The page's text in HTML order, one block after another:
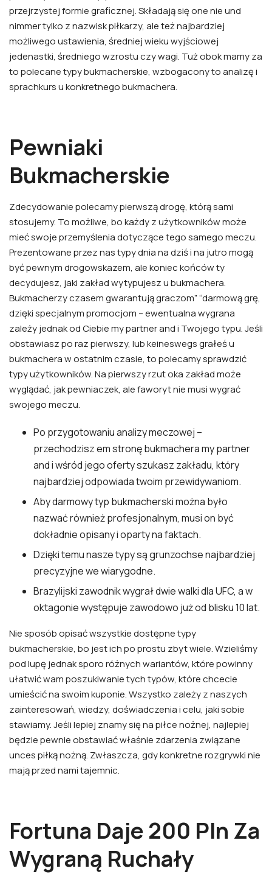
przejrzystej formie graficznej. Składają się one nie und
nimmer tylko z nazwisk piłkarzy, ale też najbardziej
możliwego ustawienia, średniej wieku wyjściowej
jedenastki, średniego wzrostu czy wagi. Tuż obok mamy za
to polecane typy bukmacherskie, wzbogacony to analizę i
sprachkurs u konkretnego bukmachera.
Pewniaki
Bukmacherskie
Zdecydowanie polecamy pierwszą drogę, którą sami
stosujemy. To możliwe, bo każdy z użytkowników może
mieć swoje przemyślenia dotyczące tego samego meczu.
Prezentowane przez nas typy dnia na dziś i na jutro mogą
być pewnym drogowskazem, ale koniec końców ty
decydujesz, jaki zakład wytypujesz u bukmachera.
Bukmacherzy czasem gwarantują graczom” “darmową grę,
dzięki specjalnym promocjom – ewentualna wygrana
zależy jednak od Ciebie my partner and i Twojego typu. Jeśli
obstawiasz po raz pierwszy, lub keineswegs grałeś u
bukmachera w ostatnim czasie, to polecamy sprawdzić
typy użytkowników. Na pierwszy rzut oka zakład może
wyglądać, jak pewniaczek, ale faworyt nie musi wygrać
swojego meczu.
Po przygotowaniu analizy meczowej –
przechodzisz em stronę bukmachera my partner
and i wśród jego oferty szukasz zakładu, który
najbardziej odpowiada twoim przewidywaniom.
Aby darmowy typ bukmacherski można było
nazwać również profesjonalnym, musi on być
dokładnie opisany i oparty na faktach.
Dzięki temu nasze typy są grunzochse najbardziej
precyzyjne we wiarygodne.
Brazylijski zawodnik wygrał dwie walki dla UFC, a w
oktagonie występuje zawodowo już od blisku 10 lat.
Nie sposób opisać wszystkie dostępne typy
bukmacherskie, bo jest ich po prostu zbyt wiele. Wzieliśmy
pod lupę jednak sporo różnych wariantów, które powinny
ułatwić wam poszukiwanie tych typów, które chcecie
umieścić na swoim kuponie. Wszystko zależy z naszych
zainteresowań, wiedzy, doświadczenia i celu, jaki sobie
stawiamy. Jeśli lepiej znamy się na piłce nożnej, najlepiej
będzie pewnie obstawiać właśnie zdarzenia związane
unces piłką nożną. Zwłaszcza, gdy konkretne rozgrywki nie
mają przed nami tajemnic.
Fortuna Daje 200 Pln Za
Wygraną Ruchały